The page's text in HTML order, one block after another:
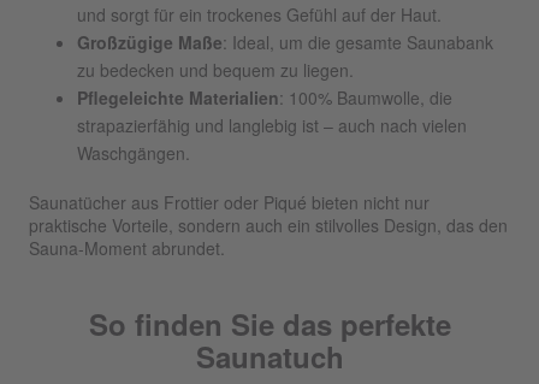
und sorgt für ein trockenes Gefühl auf der Haut.
Großzügige Maße: Ideal, um die gesamte Saunabank
zu bedecken und bequem zu liegen.
Pflegeleichte Materialien: 100% Baumwolle, die
strapazierfähig und langlebig ist – auch nach vielen
Waschgängen.
Saunatücher aus Frottier oder Piqué bieten nicht nur
praktische Vorteile, sondern auch ein stilvolles Design, das den
Sauna-Moment abrundet.
So finden Sie das perfekte
Saunatuch